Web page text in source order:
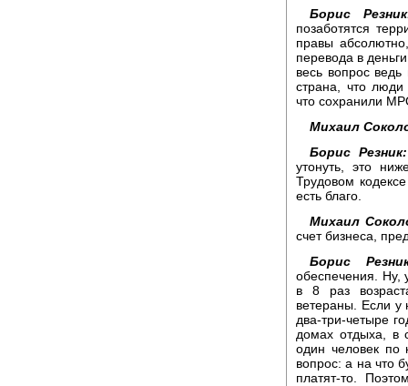
Борис
позаботятся
правы
перевода в
весь вопрос
страна, что люди
что сохранили
Михаил
Борис Резник:
утонуть, это
Трудовом
есть благо.
Михаил
счет бизнеса,
Борис
обеспечения. Ну,
в 8 раз
ветераны. Если у
два-три-четыре
домах отдыха, в
один человек по
вопрос: а на что
платят-то.